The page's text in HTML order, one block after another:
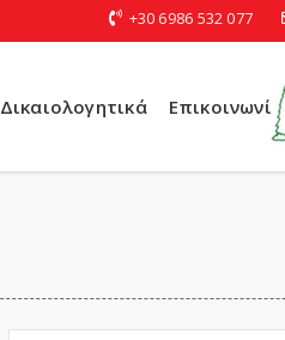
+30 6986 532 077
Δικαιολογητικά Επικοινωνία